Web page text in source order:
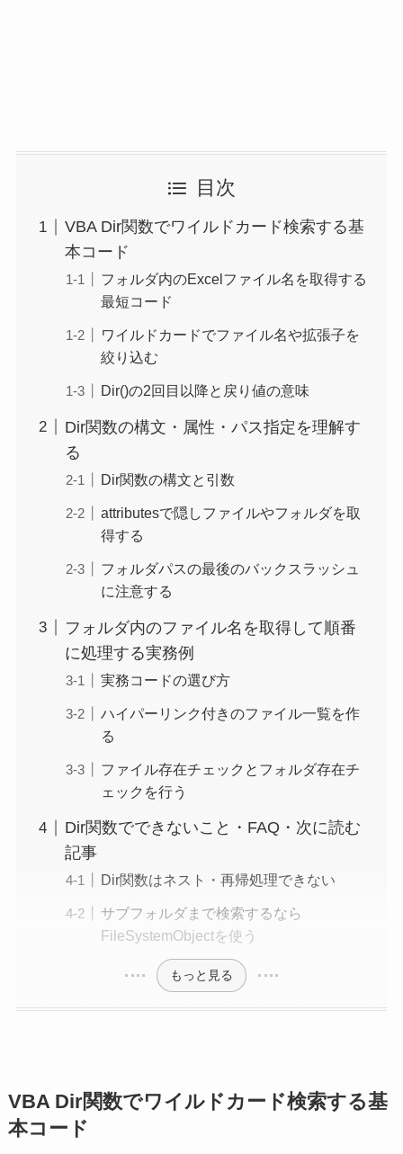
目次
VBA Dir関数でワイルドカード検索する基
本コード
フォルダ内のExcelファイル名を取得する
最短コード
ワイルドカードでファイル名や拡張子を
絞り込む
Dir()の2回目以降と戻り値の意味
Dir関数の構文・属性・パス指定を理解す
る
Dir関数の構文と引数
attributesで隠しファイルやフォルダを取
得する
フォルダパスの最後のバックスラッシュ
に注意する
フォルダ内のファイル名を取得して順番
に処理する実務例
実務コードの選び方
ハイパーリンク付きのファイル一覧を作
る
ファイル存在チェックとフォルダ存在チ
ェックを行う
Dir関数でできないこと・FAQ・次に読む
記事
Dir関数はネスト・再帰処理できない
サブフォルダまで検索するなら
FileSystemObjectを使う
もっと見る
VBA Dir関数でワイルドカード検索する基
本コード